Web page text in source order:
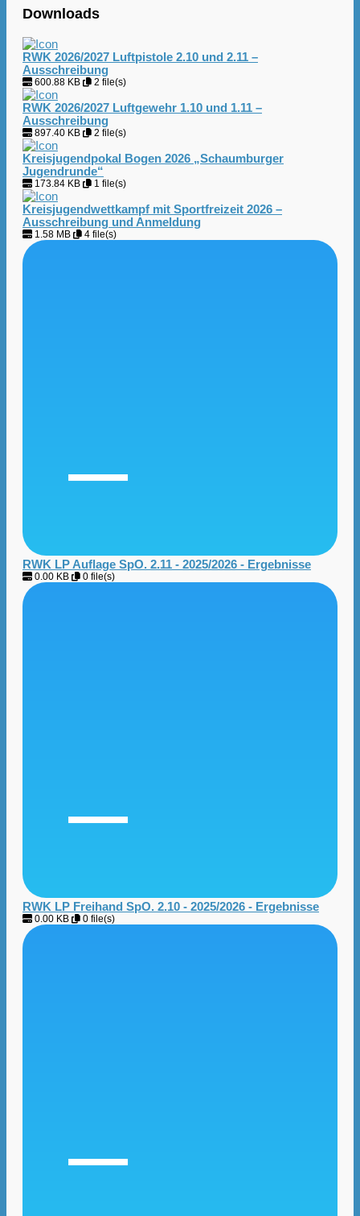
Downloads
RWK 2026/2027 Luftpistole 2.10 und 2.11 –
Ausschreibung
600.88 KB 2 file(s)
RWK 2026/2027 Luftgewehr 1.10 und 1.11 –
Ausschreibung
897.40 KB 2 file(s)
Kreisjugendpokal Bogen 2026 „Schaumburger
Jugendrunde“
173.84 KB 1 file(s)
Kreisjugendwettkampf mit Sportfreizeit 2026 –
Ausschreibung und Anmeldung
1.58 MB 4 file(s)
RWK LP Auflage SpO. 2.11 - 2025/2026 - Ergebnisse
0.00 KB 0 file(s)
RWK LP Freihand SpO. 2.10 - 2025/2026 - Ergebnisse
0.00 KB 0 file(s)